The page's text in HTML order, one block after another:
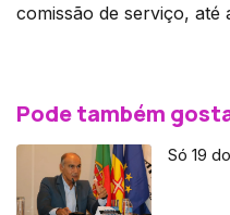
comissão de serviço, até
Pode também
Só 19